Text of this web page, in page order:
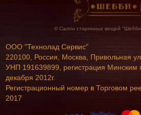
© Салон старинных вещей
ООО "Технолад Сервис"
220100, Россия, Москва, Привольная
УНП 191639899, регистрация Минским
декабря 2012г.
Регистрационный номер в Торговом
2017